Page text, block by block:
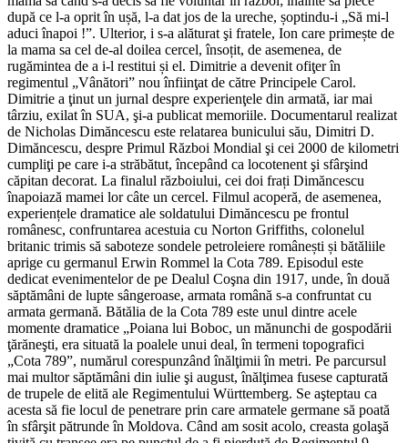
după ce l-a oprit în ușă, l-a dat jos de la ureche, șoptindu-i „Să mi-l
aduci înapoi !”. Ulterior, i s-a alăturat şi fratele, Ion care primește de
la mama sa cel de-al doilea cercel, însoțit, de asemenea, de
rugămintea de a i-l restitui și el. Dimitrie a devenit ofiţer în
regimentul „Vânători” nou înfiinţat de către Principele Carol.
Dimitrie a ţinut un jurnal despre experienţele din armată, iar mai
târziu, exilat în SUA, şi-a publicat memoriile. Documentarul realizat
de Nicholas Dimăncescu este relatarea bunicului său, Dimitri D.
Dimăncescu, despre Primul Război Mondial şi cei 2000 de kilometri
cumpliţi pe care i-a străbătut, începând ca locotenent şi sfârşind
căpitan decorat. La finalul războiului, cei doi frați Dimăncescu
înapoiază mamei lor câte un cercel. Filmul acoperă, de asemenea,
experiențele dramatice ale soldatului Dimăncescu pe frontul
românesc, confruntarea acestuia cu Norton Griffiths, colonelul
britanic trimis să saboteze sondele petroleiere românești și bătăliile
aprige cu germanul Erwin Rommel la Cota 789. Episodul este
dedicat evenimentelor de pe Dealul Coşna din 1917, unde, în două
săptămâni de lupte sângeroase, armata română s-a confruntat cu
armata germană. Bătălia de la Cota 789 este unul dintre acele
momente dramatice „Poiana lui Boboc, un mănunchi de gospodării
ţărăneşti, era situată la poalele unui deal, în termeni topografici
„Cota 789”, numărul corespunzând înălţimii în metri. Pe parcursul
mai multor săptămâni din iulie şi august, înălţimea fusese capturată
de trupele de elită ale Regimentului Württemberg. Se aşteptau ca
acesta să fie locul de penetrare prin care armatele germane să poată
în sfârşit pătrunde în Moldova. Când am sosit acolo, creasta golaşă